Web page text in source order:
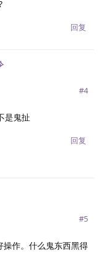
回复
#4
是鬼扯
回复
#5
作。什么鬼东西黑得